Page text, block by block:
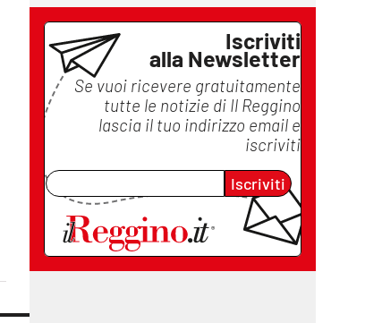
Iscriviti
alla Newsletter
Se vuoi ricevere gratuitamente
tutte le notizie di Il Reggino
lascia il tuo indirizzo email e
iscriviti
Iscriviti